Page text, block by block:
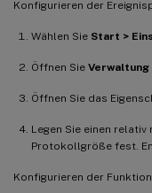
Konfigurieren der
Wählen Sie Start >
Öffnen Sie Verwaltung
Öffnen Sie das
Legen Sie einen
Protokollgröße fest.
Konfigurieren der